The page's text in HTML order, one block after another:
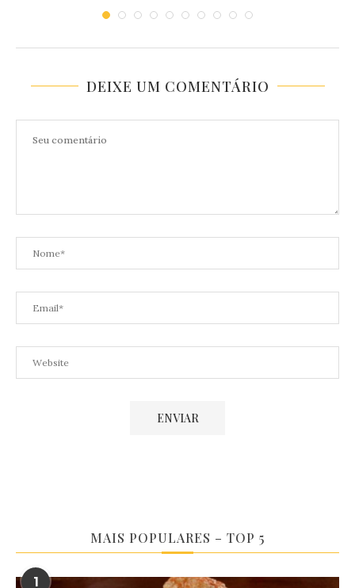
DEIXE UM COMENTÁRIO
MAIS POPULARES – TOP 5
1